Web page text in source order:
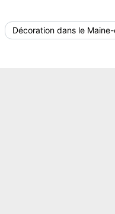
Décoration dans le